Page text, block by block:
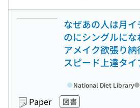
なぜあの人は月
のにシングルにな
アメイク欲張り
スピード上達タイ
Paper 図書
National Diet Library